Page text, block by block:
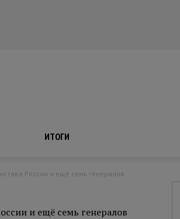
ИТОГИ
России и ещё семь генералов
и ещё семь генералов